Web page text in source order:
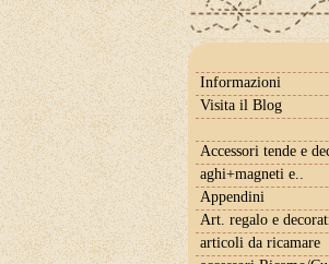
Informazioni
Visita il Blog
Accessori tende e
aghi+magneti e..
Appendini
Art. regalo e
articoli da ricamare